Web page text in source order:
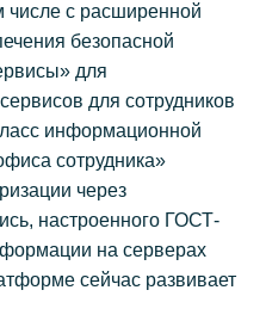
числе с расширенной
безопасной
для
для сотрудников
информационной
сотрудника»
через
настроенного ГОСТ-
на серверах
сейчас развивает